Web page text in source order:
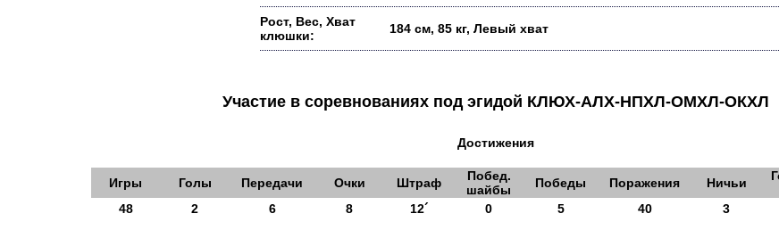
Рост, Вес, Хват
клюшки:
184 см, 85 кг, Левый хват
Участие в соревнованиях под эгидой КЛЮХ-АЛХ-НПХЛ-ОМХЛ-ОКХЛ
Достижения
Игры Голы Передачи Очки Штраф
Побед.
шайбы
Победы Поражения Ничьи
48
2 6 8 12´ 0 5 40 3